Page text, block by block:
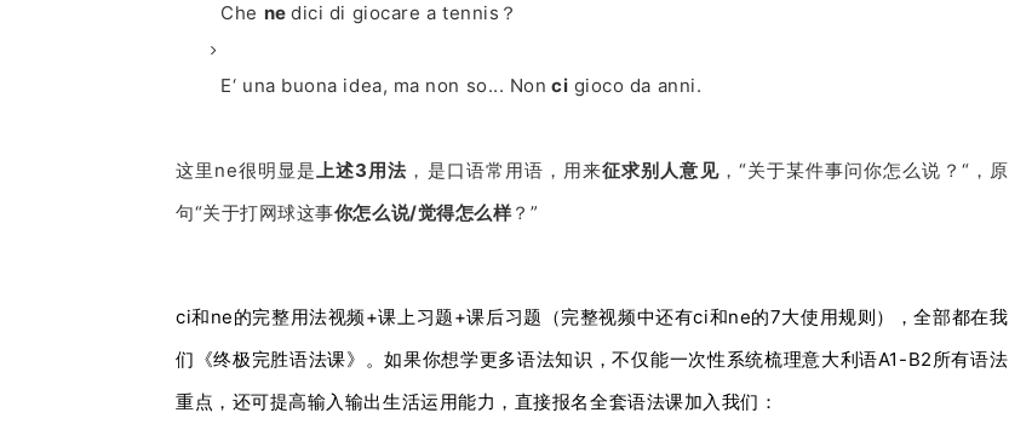
Che nedici di giocare a tennis？
E‘ una buona idea, ma non so... Non ci gioco da anni.
这里ne很明显是上述3用法 ，是口语常用语，用来征求别人意见，“关于某件事问你怎么说？ “，原
句“关于打网球这事你怎么说/觉得怎么样 ？ ”
ci和ne的完整用法视频+课上习题+课后习题 （完整视频中还有ci和ne的7大使用规则）
，全部都在我
们《终极完胜语法课》。如果你想学更多语法知识，不仅能一次性系统梳理意大利语A1-B2所有语法
重点 ，还可提高输入输出生活运用能力，直接报名全套语法课加入我们：